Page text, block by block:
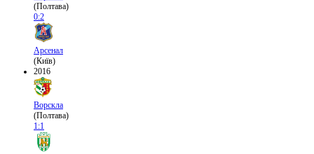
(Полтава)
0:2
Арсенал
(Київ)
2016
Ворскла
(Полтава)
1:1